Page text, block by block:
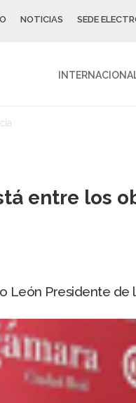
NOTICIAS SEDE
entre los
León Presidente de